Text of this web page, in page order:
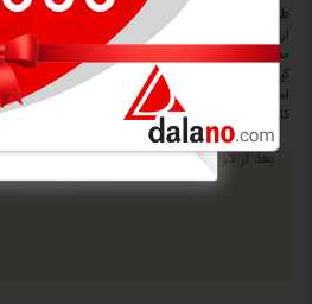
طراحی
ارزش خرید
مصرف انرژی
کیفیت ساخت
امکانات و قابلیت ها
کاربری
بعد از دوسال عین روز اولشه کاملا راضی